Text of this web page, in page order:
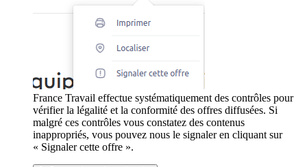
France Travail effectue systématiquement des contrôles pour
vérifier la légalité et la conformité des offres diffusées. Si
malgré ces contrôles vous constatez des contenus
inappropriés, vous pouvez nous le signaler en cliquant sur
« Signaler cette offre ».